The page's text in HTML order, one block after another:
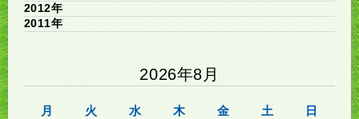
2012年
2011年
2026年8月
月 火 水 木 金 土
日